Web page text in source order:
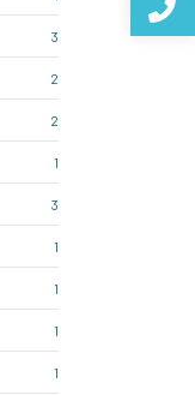
3
2
2
1
3
1
1
1
1